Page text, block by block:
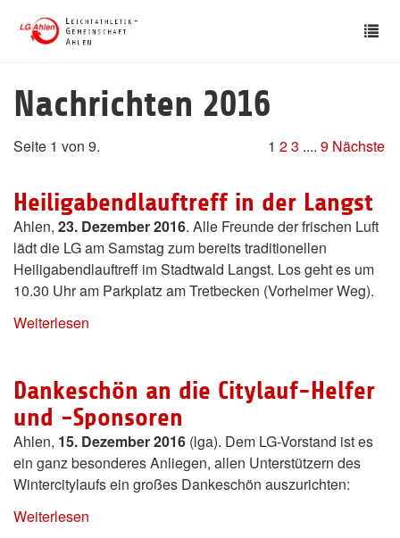
Nachrichten 2016
Seite 1 von 9. 1 23 .... 9 Nächste
Heiligabendlauftreff in der Langst
Ahlen, 23. Dezember 2016. Alle Freunde der frischen Luft
lädt die LG am Samstag zum bereits traditionellen
Heiligabendlauftreff im Stadtwald Langst. Los geht es um
10.30 Uhr am Parkplatz am Tretbecken (Vorhelmer Weg).
Weiterlesen
Dankeschön an die Citylauf-Helfer
und -Sponsoren
Ahlen, 15. Dezember 2016 (lga). Dem LG-Vorstand ist es
ein ganz besonderes Anliegen, allen Unterstützern des
Wintercitylaufs ein großes Dankeschön auszurichten:
Weiterlesen